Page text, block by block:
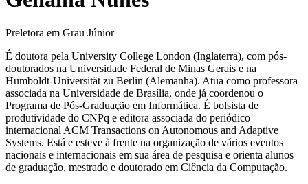
Preletora em Grau Júnior
É doutora pela University College London (Inglaterra), com pós-
doutorados na Universidade Federal de Minas Gerais e na
Humboldt-Universität zu Berlin (Alemanha). Atua como professora
associada na Universidade de Brasília, onde já coordenou o
Programa de Pós-Graduação em Informática. É bolsista de
produtividade do CNPq e editora associada do periódico
internacional ACM Transactions on Autonomous and Adaptive
Systems. Está e esteve à frente na organização de vários eventos
nacionais e internacionais em sua área de pesquisa e orienta alunos
de graduação, mestrado e doutorado em Ciência da Computação.